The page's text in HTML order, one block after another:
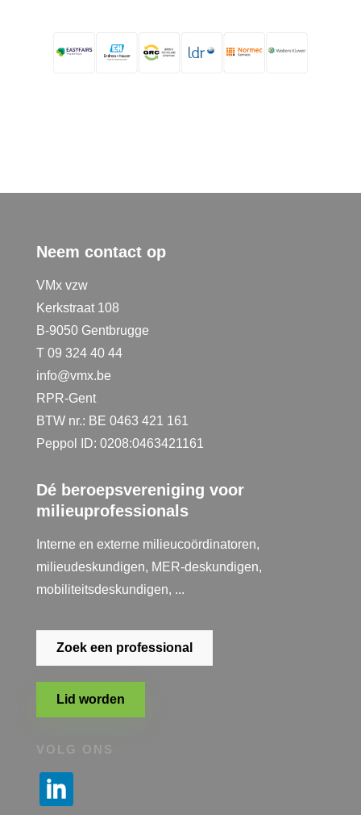
Neem contact op
VMx vzw
Kerkstraat 108
B-9050 Gentbrugge
T 09 324 40 44
info@vmx.be
RPR-Gent
BTW nr.: BE 0463 421 161
Peppol ID: 0208:0463421161
Dé beroepsvereniging voor
milieuprofessionals
Interne en externe milieucoördinatoren,
milieudeskundigen, MER-deskundigen,
mobiliteitsdeskundigen, ...
Zoek een professional
Lid worden
VOLG ONS